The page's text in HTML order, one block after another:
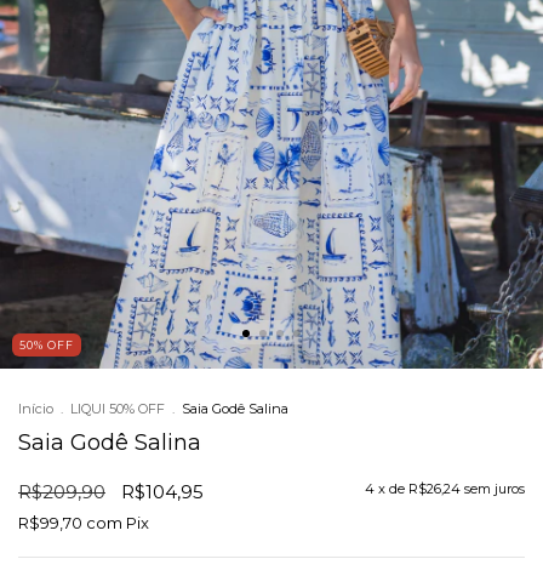
50% OFF
Início . LIQUI 50% OFF . Saia Godê Salina
Saia Godê Salina
R$209,90 R$104,95 4 x de R$26,24 sem juros
R$99,70 com Pix